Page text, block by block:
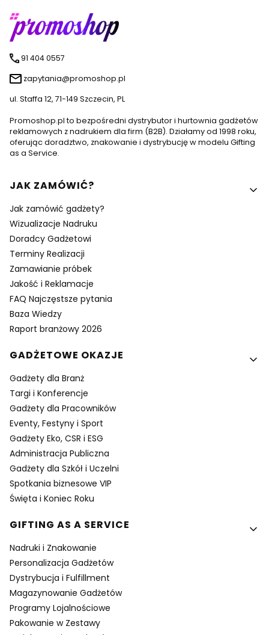
91 404 0557
zapytania@promoshop.pl
ul. Staffa 12, 71-149 Szczecin, PL
Promoshop.pl to bezpośredni dystrybutor i hurtownia gadżetów
reklamowych z nadrukiem dla firm (B2B). Działamy od 1998 roku,
oferując doradztwo, znakowanie i dystrybucję w modelu Gifting
as a Service.
Linki w stopce
JAK ZAMÓWIĆ?
Jak zamówić gadżety?
Wizualizacje Nadruku
Doradcy Gadżetowi
Terminy Realizacji
Zamawianie próbek
Jakość i Reklamacje
FAQ Najczęstsze pytania
Baza Wiedzy
Raport branżowy 2026
GADŻETOWE OKAZJE
Gadżety dla Branż
Targi i Konferencje
Gadżety dla Pracowników
Eventy, Festyny i Sport
Gadżety Eko, CSR i ESG
Administracja Publiczna
Gadżety dla Szkół i Uczelni
Spotkania biznesowe VIP
Święta i Koniec Roku
GIFTING AS A SERVICE
Nadruki i Znakowanie
Personalizacja Gadżetów
Dystrybucja i Fulfillment
Magazynowanie Gadżetów
Programy Lojalnościowe
Pakowanie w Zestawy